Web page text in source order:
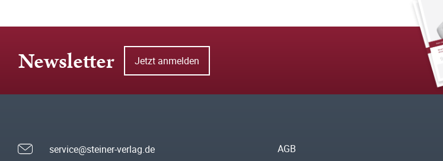
Newsletter Jetzt anmelden
service@steiner-verlag.de
AGB